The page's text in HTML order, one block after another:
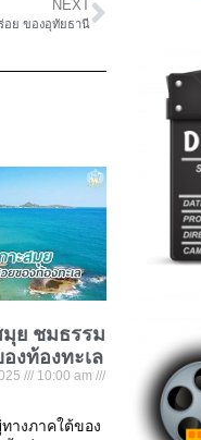
NEXT
อย ของอุทัยธานี
มุย ชมธรรม
งท้องทะเล
10:00 am
ทางภาคใต้ของ